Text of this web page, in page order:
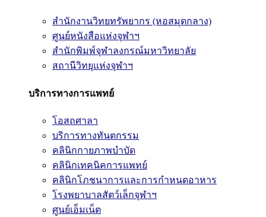
สำนักงานวิทยทรัพยากร (หอสมุดกลาง)
ศูนย์หนังสือแห่งจุฬาฯ
สำนักพิมพ์จุฬาลงกรณ์มหาวิทยาลัย
สถานีวิทยุแห่งจุฬาฯ
บริการทางการแพทย์
โอสถศาลา
บริการทางทันตกรรม
คลินิกกายภาพบำบัด
คลินิกเทคนิคการแพทย์
คลินิกโภชนาการและการกำหนดอาหาร
โรงพยาบาลสัตว์เล็กจุฬาฯ
ศูนย์เอ็มเน็ต